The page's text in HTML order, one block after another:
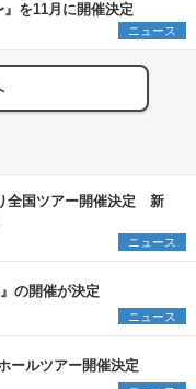
を11月に開催決定
ニュース
全国ツアー開催決定 新
ニュース
の開催が決定
ニュース
ールツアー開催決定